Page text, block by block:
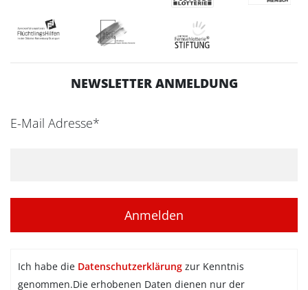
NEWSLETTER ANMELDUNG
E-Mail Adresse*
Ich habe die Datenschutzerklärung zur Kenntnis
genommen.Die erhobenen Daten dienen nur der